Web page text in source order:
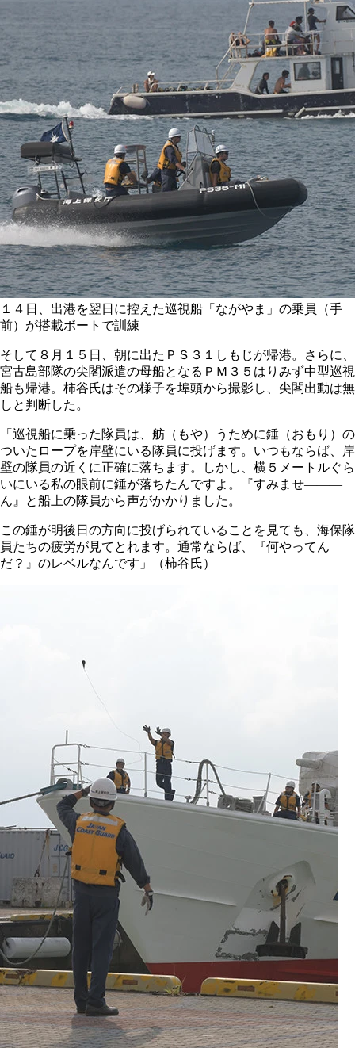
１４日、出港を翌日に控えた巡視船「ながやま」の乗員（手
前）が搭載ボートで訓練
そして８月１５日、朝に出たＰＳ３１しもじが帰港。さらに、
宮古島部隊の尖閣派遣の母船となるＰＭ３５はりみず中型巡視
船も帰港。柿谷氏はその様子を埠頭から撮影し、尖閣出動は無
しと判断した。
「巡視船に乗った隊員は、舫（もや）うために錘（おもり）の
ついたロープを岸壁にいる隊員に投げます。いつもならば、岸
壁の隊員の近くに正確に落ちます。しかし、横５メートルぐら
いにいる私の眼前に錘が落ちたんですよ。『すみませ―――
ん』と船上の隊員から声がかかりました。
この錘が明後日の方向に投げられていることを見ても、海保隊
員たちの疲労が見てとれます。通常ならば、『何やってん
だ？』のレベルなんです」（柿谷氏）